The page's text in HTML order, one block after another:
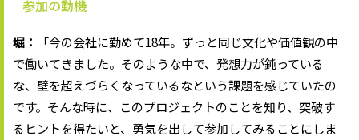
参加の動機
堀：
「今の会社に勤めて18年。ずっと同じ文化や価値観の中
で働いてきました。そのような中で、発想力が鈍っている
な、壁を超えづらくなっているなという課題を感じていたの
です。そんな時に、このプロジェクトのことを知り、突破す
るヒントを得たいと、勇気を出して参加してみることにしま